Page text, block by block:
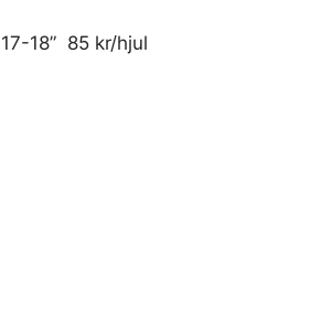
17-18” 85 kr/hjul